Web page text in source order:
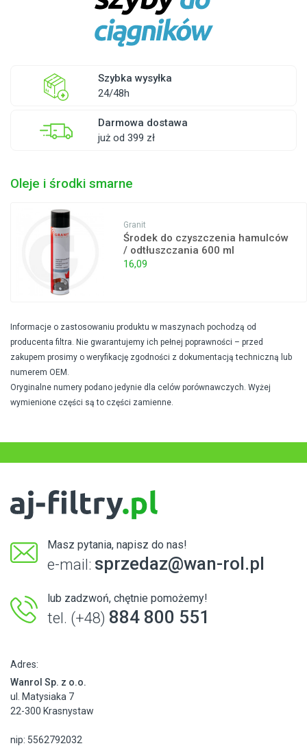
Szybka wysyłka
24/48h
Darmowa dostawa
już od 399 zł
Oleje i środki smarne
Granit
Środek do czyszczenia hamulców
/ odtłuszczania 600 ml
16,09
Informacje o zastosowaniu produktu w maszynach pochodzą od
producenta filtra. Nie gwarantujemy ich pełnej poprawności – przed
zakupem prosimy o weryfikację zgodności z dokumentacją techniczną lub
numerem OEM.
Oryginalne numery podano jedynie dla celów porównawczych. Wyżej
wymienione części są to części zamienne.
Masz pytania, napisz do nas!
e-mail: sprzedaz@wan-rol.pl
lub zadzwoń, chętnie pomożemy!
tel. (+48) 884 800 551
Adres:
Wanrol Sp. z o.o.
ul. Matysiaka 7
22-300 Krasnystaw
nip: 5562792032